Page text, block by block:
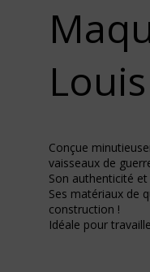
Conçue
vaisseaux de
Son authenticité
Ses matériaux de
construction !
Idéale pour